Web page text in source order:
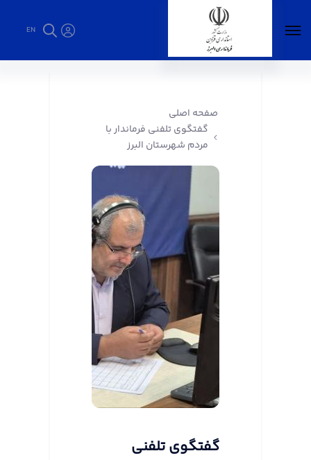
EN
صفحه اصلی
گفتگوی تلفنی فرماندار با
مردم شهرستان البرز
گفتگوی تلفنی